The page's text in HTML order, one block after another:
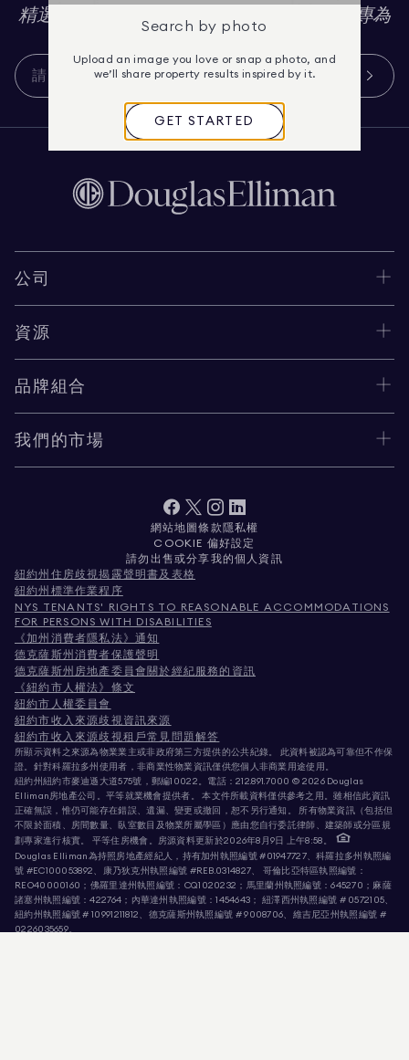
精選最新奢華地產、生活風格與文化資訊，專為
您策劃。
公司
資源
品牌組合
我們的市場
網站地圖條款 隱私權
COOKIE 偏好設定
請勿出售或分享我的個人資訊
紐約州住房歧視揭露聲明書及表格
紐約州標準作業程序
NYS TENANTS' RIGHTS TO REASONABLE ACCOMMODATIONS
FOR PERSONS WITH DISABILITIES
《加州消費者隱私法》通知
德克薩斯州消費者保護聲明
德克薩斯州房地產委員會關於經紀服務的資訊
《紐約市人權法》條文
紐約市人權委員會
紐約市收入來源歧視資訊來源
紐約市收入來源歧視租戶常見問題解答
所顯示資料之來源為物業業主或非政府第三方提供的公共紀錄。 此資料被認為可靠但不作保
證。針對科羅拉多州使用者，非商業性物業資訊僅供您個人非商業用途使用。
紐約州紐約市麥迪遜大道575號，郵編10022。電話：212.891.7000 © 2026 Douglas
Elliman房地產公司。平等就業機會提供者。 本文件所載資料僅供參考之用。雖相信此資訊
正確無誤，惟仍可能存在錯誤、遺漏、變更或撤回，恕不另行通知。 所有物業資訊（包括但
不限於面積、房間數量、臥室數目及物業所屬學區）應由您自行委託律師、建築師或分區規
劃專家進行核實。 平等住房機會。房源資料更新於2026年8月9日 上午8:58。
Douglas Elliman為持照房地產經紀人，持有加州執照編號 #01947727、科羅拉多州執照編
號 #EC100053892、康乃狄克州執照編號 #REB.0314827、 哥倫比亞特區執照編號：
REO40000160；佛羅里達州執照編號：CQ1020232；馬里蘭州執照編號：645270；麻薩
諸塞州執照編號：422764；內華達州執照編號：1454643； 紐澤西州執照編號 # 0572105、
紐約州執照編號 # 10991211812、德克薩斯州執照編號 # 9008706、維吉尼亞州執照編號 #
0226035659。
Search by photo
Upload an image you love or snap a photo, and
we’ll share property results inspired by it.
GET STARTED